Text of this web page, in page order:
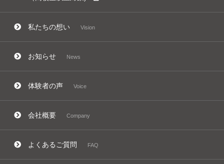
私たちの想い Vision
お知らせ News
体験者の声 Voice
会社概要 Company
よくあるご質問 FAQ